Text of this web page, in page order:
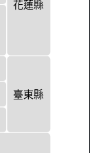
臺東縣
花蓮縣